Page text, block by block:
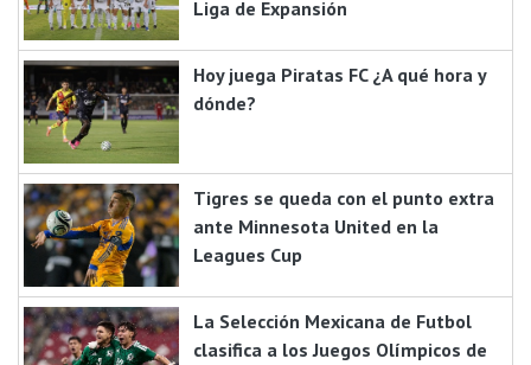
Liga de Expansión
Hoy juega Piratas FC ¿A qué hora y
dónde?
Tigres se queda con el punto extra
ante Minnesota United en la
Leagues Cup
La Selección Mexicana de Futbol
clasifica a los Juegos Olímpicos de